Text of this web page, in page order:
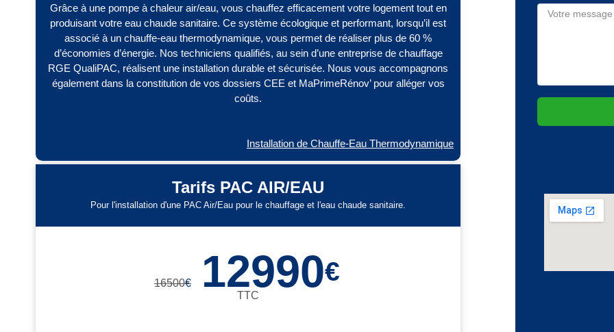
Grâce à une pompe à chaleur air/eau, vous chauffez efficacement votre logement tout en
produisant votre eau chaude sanitaire. Ce système écologique et performant, lorsqu’il est
associé à un chauffe-eau thermodynamique, vous permet de réaliser plus de 60 %
d’économies d’énergie. Nos techniciens qualifiés, au sein d’une entreprise de chauffage
RGE QualiPAC, réalisent une installation durable et sécurisée. Nous vous accompagnons
également dans la constitution de vos dossiers CEE et MaPrimeRénov’ pour alléger vos
coûts.
Installation de Chauffe-Eau Thermodynamique
Tarifs PAC AIR/EAU
Pour l'installation d'une PAC Air/Eau pour le chauffage et l'eau chaude sanitaire.
16500€ 12990€
TTC